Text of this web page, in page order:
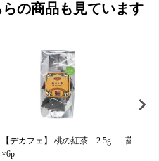
の商品も見ています
【デカフェ】 桃の紅茶 2.5g
×6p
薔薇の